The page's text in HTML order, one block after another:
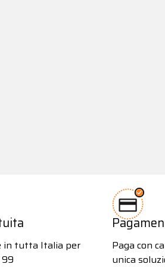
in tutta Italia per
Paga con
unica